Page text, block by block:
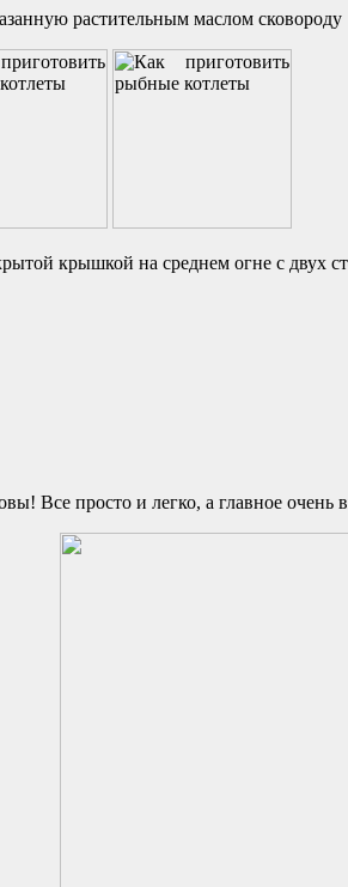
растительным маслом сковороду
крышкой на среднем огне с двух
Все просто и легко, а главное